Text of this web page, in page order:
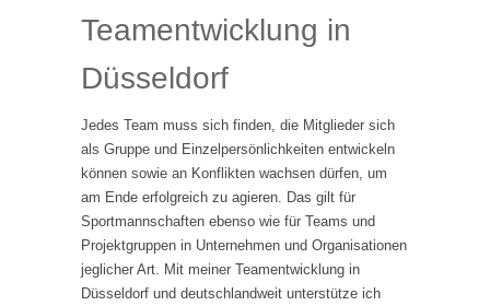
Teamentwicklung in
Düsseldorf
Jedes Team muss sich finden, die Mitglieder sich
als Gruppe und Einzelpersönlichkeiten entwickeln
können sowie an Konflikten wachsen dürfen, um
am Ende erfolgreich zu agieren. Das gilt für
Sportmannschaften ebenso wie für Teams und
Projektgruppen in Unternehmen und Organisationen
jeglicher Art. Mit meiner Teamentwicklung in
Düsseldorf und deutschlandweit unterstütze ich